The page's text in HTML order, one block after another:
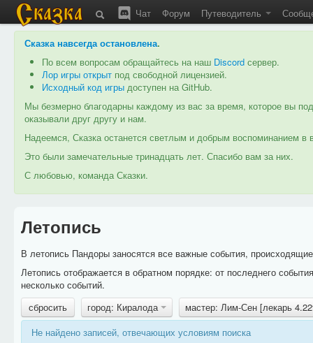
Чат Форум Путеводитель
Сказка навсегда остановлена.
По всем вопросам обращайтесь на наш Discord сервер.
Лор игры открыт под свободной лицензией.
Исходный код игры доступен на GitHub.
Мы безмерно благодарны каждому из вас за время, которое вы
оказывали друг другу и нам.
Надеемся, Сказка останется светлым и добрым воспоминанием
Это были замечательные тринадцать лет. Спасибо вам за них.
С любовью, команда Сказки.
Летопись
В летопись Пандоры заносятся все важные события,
Летопись отображается в обратном порядке: от последнего
несколько событий.
сбросить
город: Киралода
мастер: Лим-Сен [лекарь
Не найдено записей, отвечающих условиям поиска